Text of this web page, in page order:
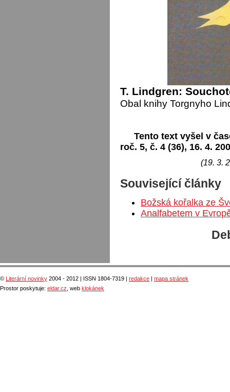
T. Lindgren:
Obal knihy Torgnyho
Tento text vyšel v
roč. 5, č. 4 (36), 16. 4.
(19. 3.
Související články
Božská kořalka ze
Analfabetem v
© Literární novinky 2004 - 2012 | ISSN 1804-7319 | redakce
mapa stránek
Prostor poskytuje: eldar.cz , web klokánek